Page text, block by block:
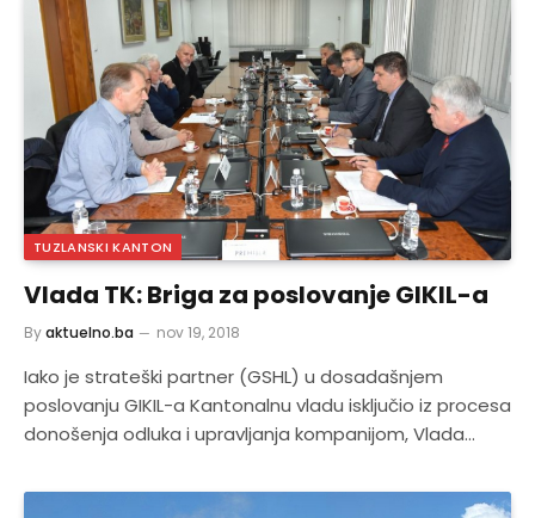
TUZLANSKI KANTON
Vlada TK: Briga za poslovanje GIKIL-a
Byaktuelno.ba nov 19, 2018
Iako je strateški partner (GSHL) u dosadašnjem
poslovanju GIKIL-a Kantonalnu vladu isključio iz procesa
donošenja odluka i upravljanja kompanijom, Vlada…